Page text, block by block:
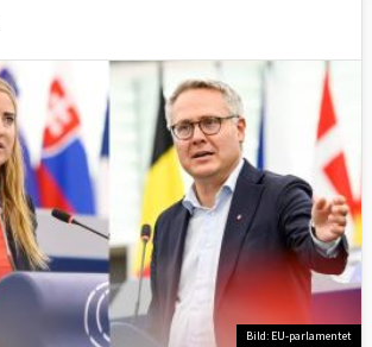
Bild: EU-parlamentet